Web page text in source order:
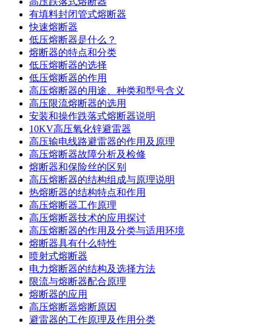
有填料封闭管式熔断器
快速熔断器
低压熔断器是什么？
熔断器的特点和分类
低压熔断器的选择
低压熔断器的作用
高压熔断器的用途、种类和型号含义
高压限流熔断器的选用
安装和操作跌落式熔断器说明
10KV高压氧化锌避雷器
高压输电线路避雷器的作用及原理
高压熔断器故障分析及检修
熔断器和保险丝的区别
高压熔断器的结构组成与原理说明
热熔断器的结构特点和作用
高压熔断器工作原理
高压熔断器技术的应用探讨
高压熔断器的作用及分类与适用环境
熔断器具有什么特性
喷射式熔断器
电力熔断器的结构及选择方法
限流与熔断器配合原理
熔断器的应用
高压熔断器熔断原因
避雷器的工作原理及作用分类